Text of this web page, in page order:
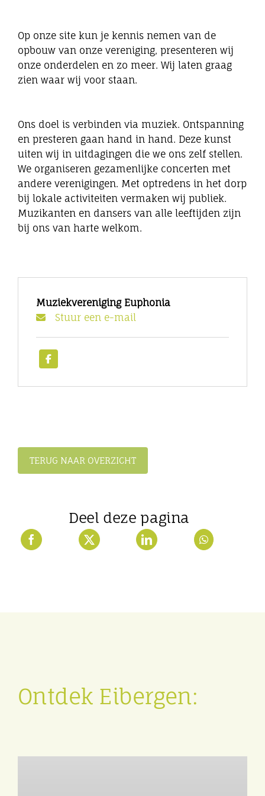
Horeca
Bedrijven
Op onze site kun je kennis nemen van de
opbouw van onze vereniging, presenteren wij
onze onderdelen en zo meer. Wij laten graag
zien waar wij voor staan.
Ons doel is verbinden via muziek. Ontspanning
en presteren gaan hand in hand. Deze kunst
uiten wij in uitdagingen die we ons zelf stellen.
We organiseren gezamenlijke concerten met
andere verenigingen. Met optredens in het dorp
bij lokale activiteiten vermaken wij publiek.
Muzikanten en dansers van alle leeftijden zijn
bij ons van harte welkom.
Muziekvereniging Euphonia
Stuur een e-mail
TERUG NAAR OVERZICHT
Deel deze pagina
Ontdek Eibergen: